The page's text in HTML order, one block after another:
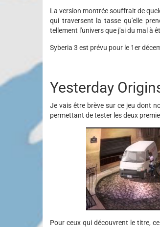
La version montrée souffrait de
qui traversent la tasse qu'elle
tellement l'univers que j'ai du mal à
Syberia 3 est prévu pour le 1er
Yesterday
Je vais être brève sur ce jeu dont
permettant de tester les deux
Pour ceux qui découvrent le titre,